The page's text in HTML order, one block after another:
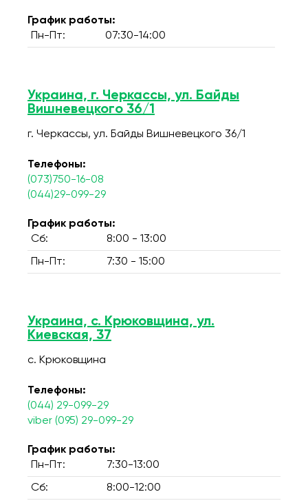
График работы:
Пн-Пт:
07:30-14:00
Украина, г. Черкассы, ул. Байды
Вишневецкого 36/1
г. Черкассы, ул. Байды Вишневецкого 36/1
Телефоны:
(073)750-16-08
(044)29-099-29
График работы:
Сб:
8:00 - 13:00
Пн-Пт: 7:30 - 15:00
Украина, с. Крюковщина, ул.
Киевская, 37
с. Крюковщина
Телефоны:
(044) 29-099-29
viber (095) 29-099-29
График работы:
Пн-Пт:
7:30-13:00
Сб: 8:00-12:00